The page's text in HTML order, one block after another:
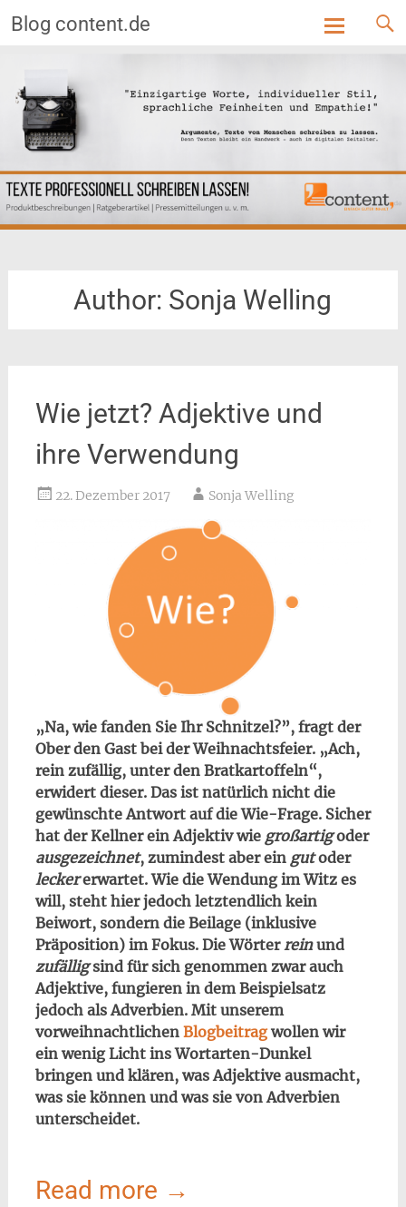
Blog content.de
Skip
content
Author: Sonja Welling
Wie jetzt? Adjektive und
ihre Verwendung
22. Dezember 2017 Sonja Welling
„Na, wie fanden Sie Ihr Schnitzel?”, fragt der
Ober den Gast bei der Weihnachtsfeier. „Ach,
rein zufällig, unter den Bratkartoffeln“,
erwidert dieser. Das ist natürlich nicht die
gewünschte Antwort auf die Wie-Frage. Sicher
hat der Kellner ein Adjektiv wie großartigoder
ausgezeichnet, zumindest aber ein gutoder
leckererwartet. Wie die Wendung im Witz es
will, steht hier jedoch letztendlich kein
Beiwort, sondern die Beilage (inklusive
Präposition) im Fokus. Die Wörterreinund
zufälligsind für sich genommen zwar auch
Adjektive, fungieren in dem Beispielsatz
jedoch als Adverbien. Mit unserem
vorweihnachtlichen Blogbeitragwollen wir
ein wenig Licht ins Wortarten-Dunkel
bringen und klären, was Adjektive ausmacht,
was sie können und was sie von Adverbien
unterscheidet.
Read more →